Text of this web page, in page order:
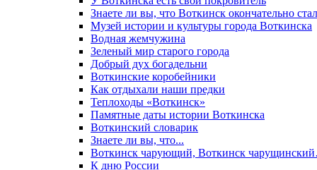
Знаете ли вы, что Воткинск окончательно
Музей истории и культуры города Воткинска
Водная жемчужина
Зеленый мир старого города
Добрый дух богадельни
Воткинские коробейники
Как отдыхали наши предки
Теплоходы «Воткинск»
Памятные даты истории Воткинска
Воткинский словарик
Знаете ли вы, что...
Воткинск чарующий, Воткинск
К дню России